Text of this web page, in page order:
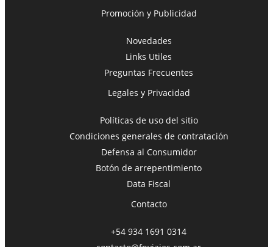
Promoción y Publicidad
Novedades
Links Utiles
Preguntas Frecuentes
Legales y Privacidad
Políticas de uso del sitio
Condiciones generales de contratación
Defensa al Consumidor
Botón de arrepentimiento
Data Fiscal
Contacto
+54 934 1691 0314